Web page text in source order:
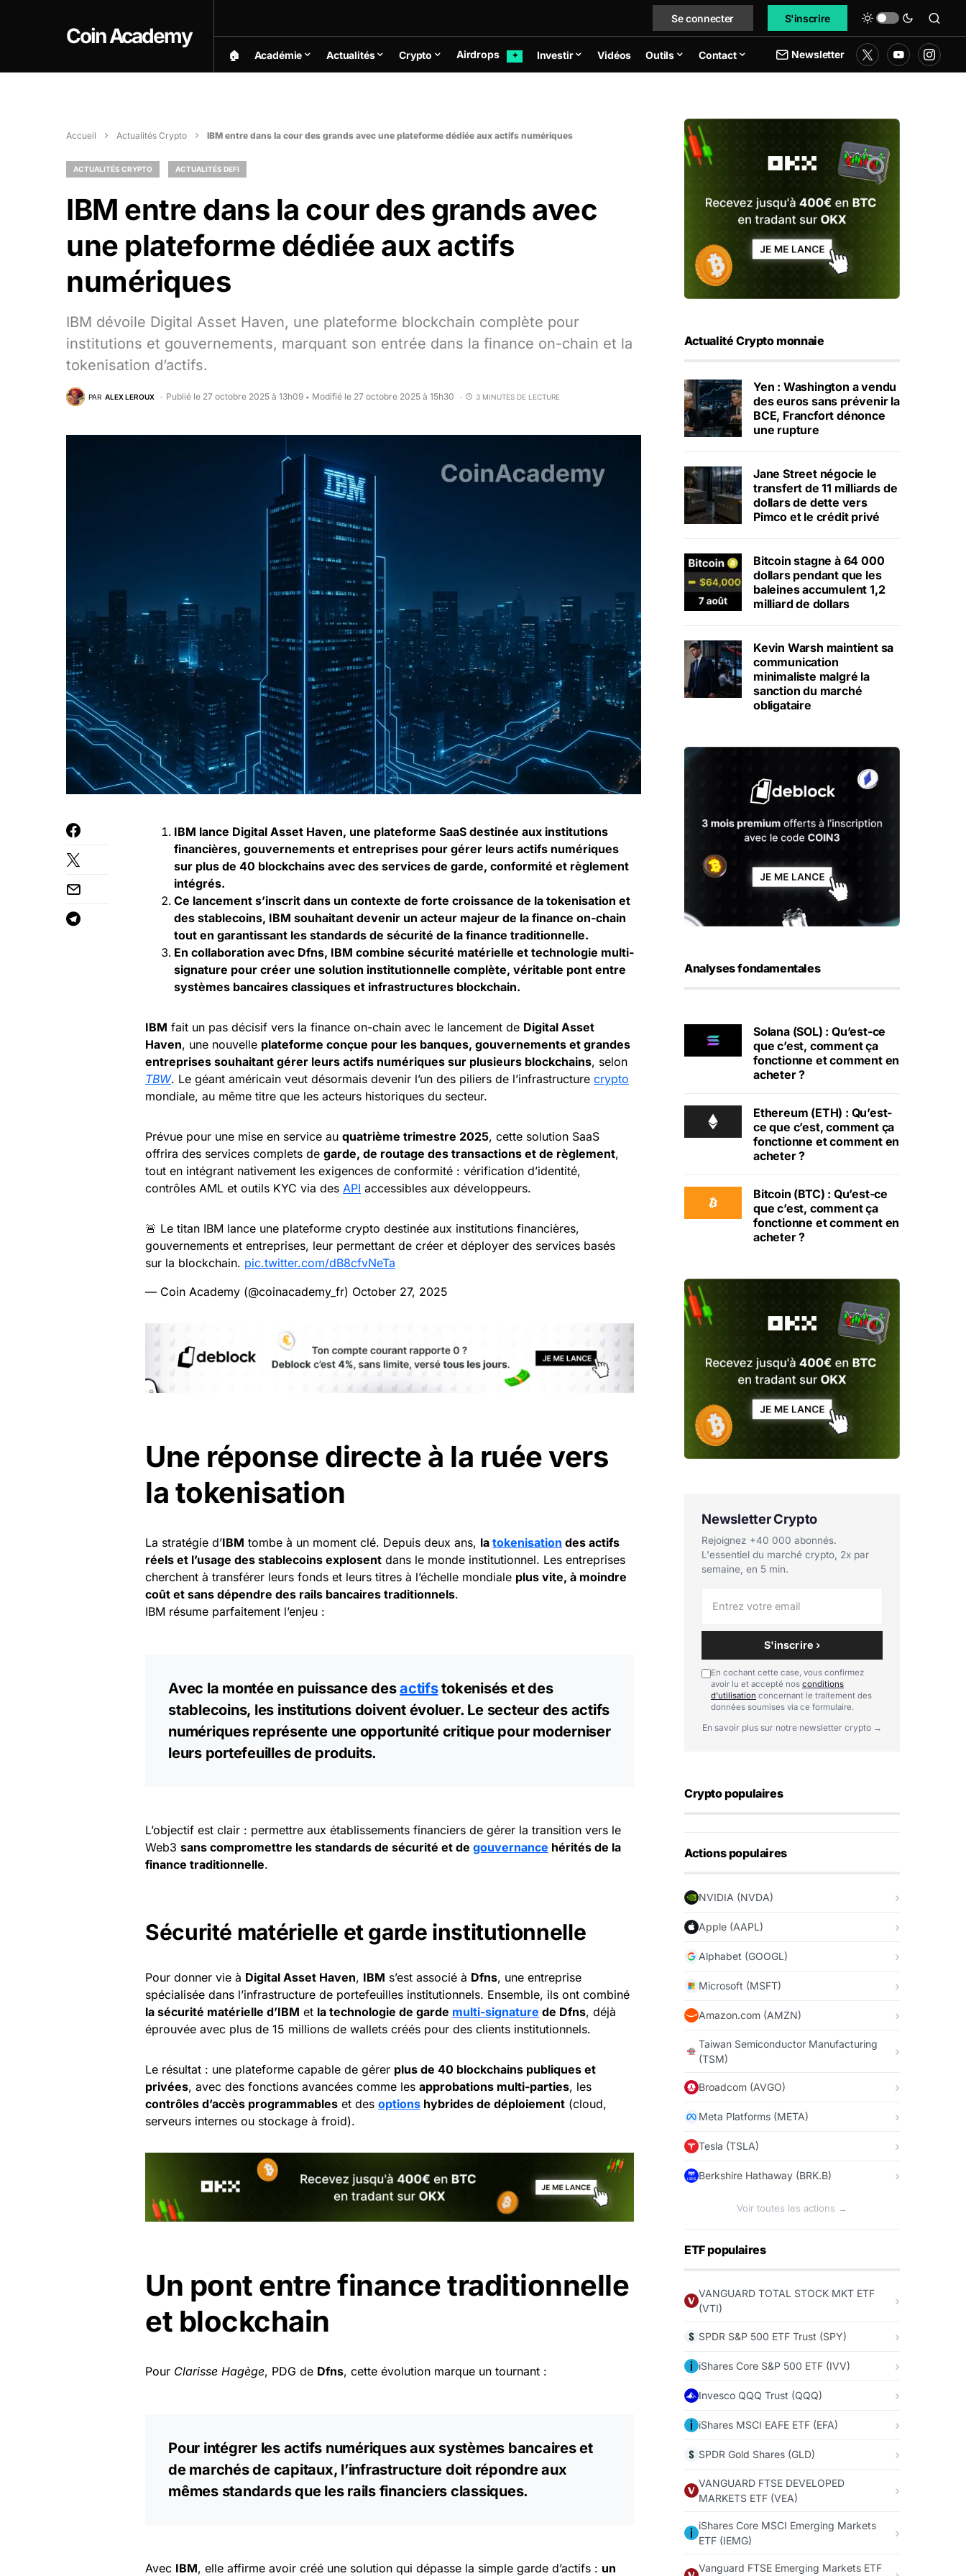
Coin Academy
Se connecter S'inscrire
🏠︎ Académie Actualités Crypto Airdrops ✦ Investir Vidéos Outils Contact Newsletter
Accueil Actualités Crypto IBM entre dans la cour des grands avec une plateforme dédiée aux actifs numériques
ACTUALITÉS CRYPTO ACTUALITÉS DEFI
IBM entre dans la cour des grands avec
une plateforme dédiée aux actifs
numériques
IBM dévoile Digital Asset Haven, une plateforme blockchain complète pour
institutions et gouvernements, marquant son entrée dans la finance on-chain et la
tokenisation d’actifs.
PAR ALEX LEROUX Publié le 27 octobre 2025 à 13h09 • Modifié le 27 octobre 2025 à 15h30 3 MINUTES DE LECTURE
IBM lance Digital Asset Haven, une plateforme SaaS destinée aux institutions
financières, gouvernements et entreprises pour gérer leurs actifs numériques
sur plus de 40 blockchains avec des services de garde, conformité et règlement
intégrés.
Ce lancement s’inscrit dans un contexte de forte croissance de la tokenisation et
des stablecoins, IBM souhaitant devenir un acteur majeur de la finance on-chain
tout en garantissant les standards de sécurité de la finance traditionnelle.
En collaboration avec Dfns, IBM combine sécurité matérielle et technologie multi-
signature pour créer une solution institutionnelle complète, véritable pont entre
systèmes bancaires classiques et infrastructures blockchain.
IBM fait un pas décisif vers la finance on-chain avec le lancement de Digital Asset
Haven, une nouvelle plateforme conçue pour les banques, gouvernements et grandes
entreprises souhaitant gérer leurs actifs numériques sur plusieurs blockchains, selon
TBW. Le géant américain veut désormais devenir l’un des piliers de l’infrastructure crypto
mondiale, au même titre que les acteurs historiques du secteur.
Prévue pour une mise en service au quatrième trimestre 2025, cette solution SaaS
offrira des services complets de garde, de routage des transactions et de règlement,
tout en intégrant nativement les exigences de conformité : vérification d’identité,
contrôles AML et outils KYC via des API accessibles aux développeurs.
🚨 Le titan IBM lance une plateforme crypto destinée aux institutions financières,
gouvernements et entreprises, leur permettant de créer et déployer des services basés
sur la blockchain. pic.twitter.com/dB8cfvNeTa
— Coin Academy (@coinacademy_fr) October 27, 2025
Une réponse directe à la ruée vers
la tokenisation
La stratégie d’IBM tombe à un moment clé. Depuis deux ans, la tokenisation des actifs
réels et l’usage des stablecoins explosent dans le monde institutionnel. Les entreprises
cherchent à transférer leurs fonds et leurs titres à l’échelle mondiale plus vite, à moindre
coût et sans dépendre des rails bancaires traditionnels.
IBM résume parfaitement l’enjeu :
Avec la montée en puissance desactifstokenisés et des
stablecoins, les institutions doivent évoluer. Le secteur des actifs
numériques représente une opportunité critique pour moderniser
leurs portefeuilles de produits.
L’objectif est clair : permettre aux établissements financiers de gérer la transition vers le
Web3 sans compromettre les standards de sécurité et de gouvernance hérités de la
finance traditionnelle.
Sécurité matérielle et garde institutionnelle
Pour donner vie à Digital Asset Haven, IBM s’est associé à Dfns, une entreprise
spécialisée dans l’infrastructure de portefeuilles institutionnels. Ensemble, ils ont combiné
la sécurité matérielle d’IBM et la technologie de garde multi-signature de Dfns, déjà
éprouvée avec plus de 15 millions de wallets créés pour des clients institutionnels.
Le résultat : une plateforme capable de gérer plus de 40 blockchains publiques et
privées, avec des fonctions avancées comme les approbations multi-parties, les
contrôles d’accès programmables et des options hybrides de déploiement (cloud,
serveurs internes ou stockage à froid).
Un pont entre finance traditionnelle
et blockchain
Pour Clarisse Hagège, PDG de Dfns, cette évolution marque un tournant :
Pour intégrer les actifs numériques aux systèmes bancaires et
de marchés de capitaux, l’infrastructure doit répondre aux
mêmes standards que les rails financiers classiques.
Avec IBM, elle affirme avoir créé une solution qui dépasse la simple garde d’actifs : un
Actualité Crypto monnaie
Yen : Washington a vendu
des euros sans prévenir la
BCE, Francfort dénonce
une rupture
Jane Street négocie le
transfert de 11 milliards de
dollars de dette vers
Pimco et le crédit privé
Bitcoin stagne à 64 000
dollars pendant que les
baleines accumulent 1,2
milliard de dollars
Kevin Warsh maintient sa
communication
minimaliste malgré la
sanction du marché
obligataire
Analyses fondamentales
Solana (SOL) : Qu’est-ce
que c’est, comment ça
fonctionne et comment en
acheter ?
Ethereum (ETH) : Qu’est-
ce que c’est, comment ça
fonctionne et comment en
acheter ?
Bitcoin (BTC) : Qu’est-ce
que c’est, comment ça
fonctionne et comment en
acheter ?
Newsletter Crypto
Rejoignez +40 000 abonnés.
L'essentiel du marché crypto, 2x par
semaine, en 5 min.
S'inscrire ›
En cochant cette case, vous confirmez
avoir lu et accepté nos conditions
d'utilisation concernant le traitement des
données soumises via ce formulaire.
En savoir plus sur notre newsletter crypto →
Crypto populaires
Actions populaires
NVIDIA (NVDA)
Apple (AAPL)
Alphabet (GOOGL)
Microsoft (MSFT)
Amazon.com (AMZN)
Taiwan Semiconductor Manufacturing
(TSM)
Broadcom (AVGO)
Meta Platforms (META)
Tesla (TSLA)
Berkshire Hathaway (BRK.B)
Voir toutes les actions →
ETF populaires
VANGUARD TOTAL STOCK MKT ETF
(VTI)
SPDR S&P 500 ETF Trust (SPY)
iShares Core S&P 500 ETF (IVV)
Invesco QQQ Trust (QQQ)
iShares MSCI EAFE ETF (EFA)
SPDR Gold Shares (GLD)
VANGUARD FTSE DEVELOPED
MARKETS ETF (VEA)
iShares Core MSCI Emerging Markets
ETF (IEMG)
Vanguard FTSE Emerging Markets ETF